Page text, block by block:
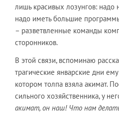
лишь красивых лозунгов: надо
надо иметь большие
– разветвленные команды
сторонников.
В этой связи, вспоминаю
трагические январские дни
котором толпа взяла акимат.
сильного хозяйственника, у
акимат, он наш! Что нам